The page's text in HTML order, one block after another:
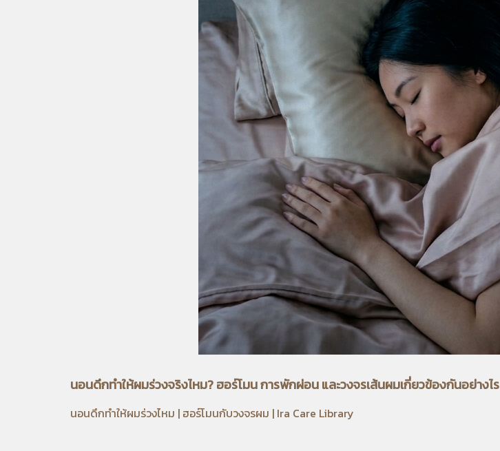
นอนดึกทำให้ผมร่วงจริงไหม? ฮอร์โมน การพักผ่อน และวงจรเส้นผมเกี่ยวข้องกันอย่างไร
นอนดึกทำให้ผมร่วงไหม | ฮอร์โมนกับวงจรผม | Ira Care Library